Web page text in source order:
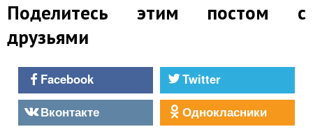
Поделитесь этим постом с
друзьями
Facebook
Twitter
Вконтакте
Однокласники